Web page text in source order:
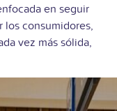
en seguir
los consumidores,
vez más sólida,